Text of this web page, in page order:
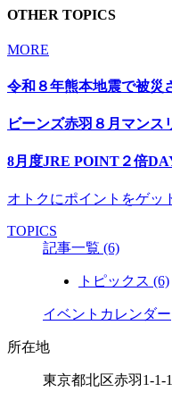
OTHER TOPICS
MORE
令和８年熊本地震で被災
ビーンズ赤羽８月マンス
8月度JRE POINT２倍
オトクにポイントをゲッ
TOPICS
記事一覧 (6)
トピックス (6)
イベントカレンダー
所在地
東京都北区赤羽1-1-1